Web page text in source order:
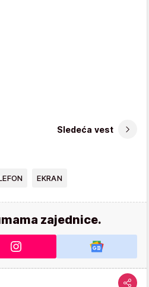
Sledeća vest
EKRAN
zajednice.